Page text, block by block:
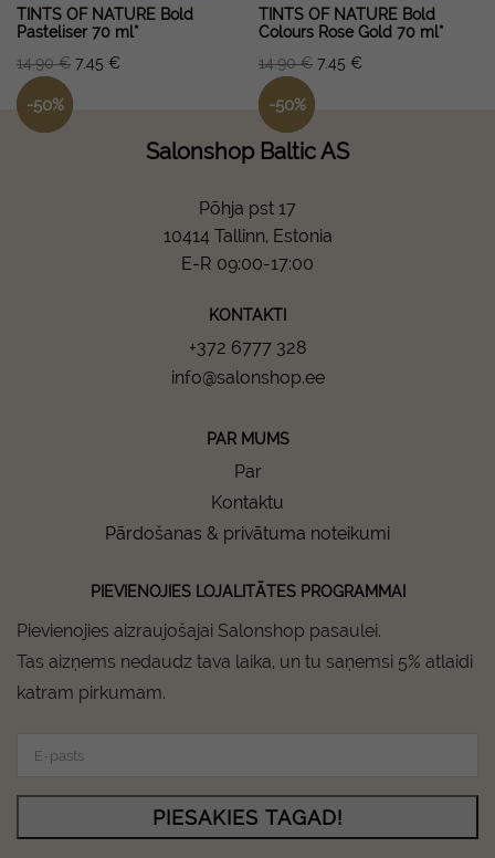
TINTS OF NATURE Bold
Pasteliser 70 ml*
14.90€ 7.45 €
-50%
TINTS OF NATURE Bold
Colours Rose Gold 70 ml*
14.90€ 7.45 €
-50%
Salonshop Baltic AS
Põhja pst 17
10414 Tallinn, Estonia
E-R 09:00-17:00
KONTAKTI
+372 6777 328
info@salonshop.ee
PAR MUMS
Par
Kontaktu
Pārdošanas & privātuma noteikumi
PIEVIENOJIES LOJALITĀTES PROGRAMMAI
Pievienojies aizraujošajai Salonshop pasaulei.
Tas aizņems nedaudz tava laika, un tu saņemsi 5% atlaidi
katram pirkumam.
PIESAKIES TAGAD!